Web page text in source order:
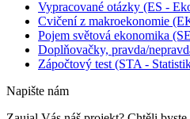
Vypracované otázky (ES -
Cvičení z makroekonomie
Pojem světová ekonomika
Doplňovačky, pravda/
Zápočtový test (STA -
Napište nám